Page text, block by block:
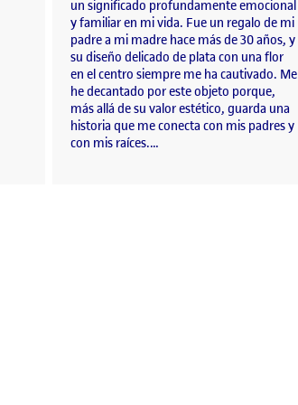
un significado profundamente emocional
y familiar en mi vida. Fue un regalo de mi
padre a mi madre hace más de 30 años, y
su diseño delicado de plata con una flor
en el centro siempre me ha cautivado. Me
he decantado por este objeto porque,
más allá de su valor estético, guarda una
historia que me conecta con mis padres y
con mis raíces.…